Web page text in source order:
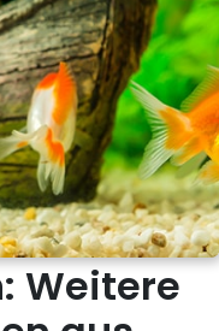
Weitere